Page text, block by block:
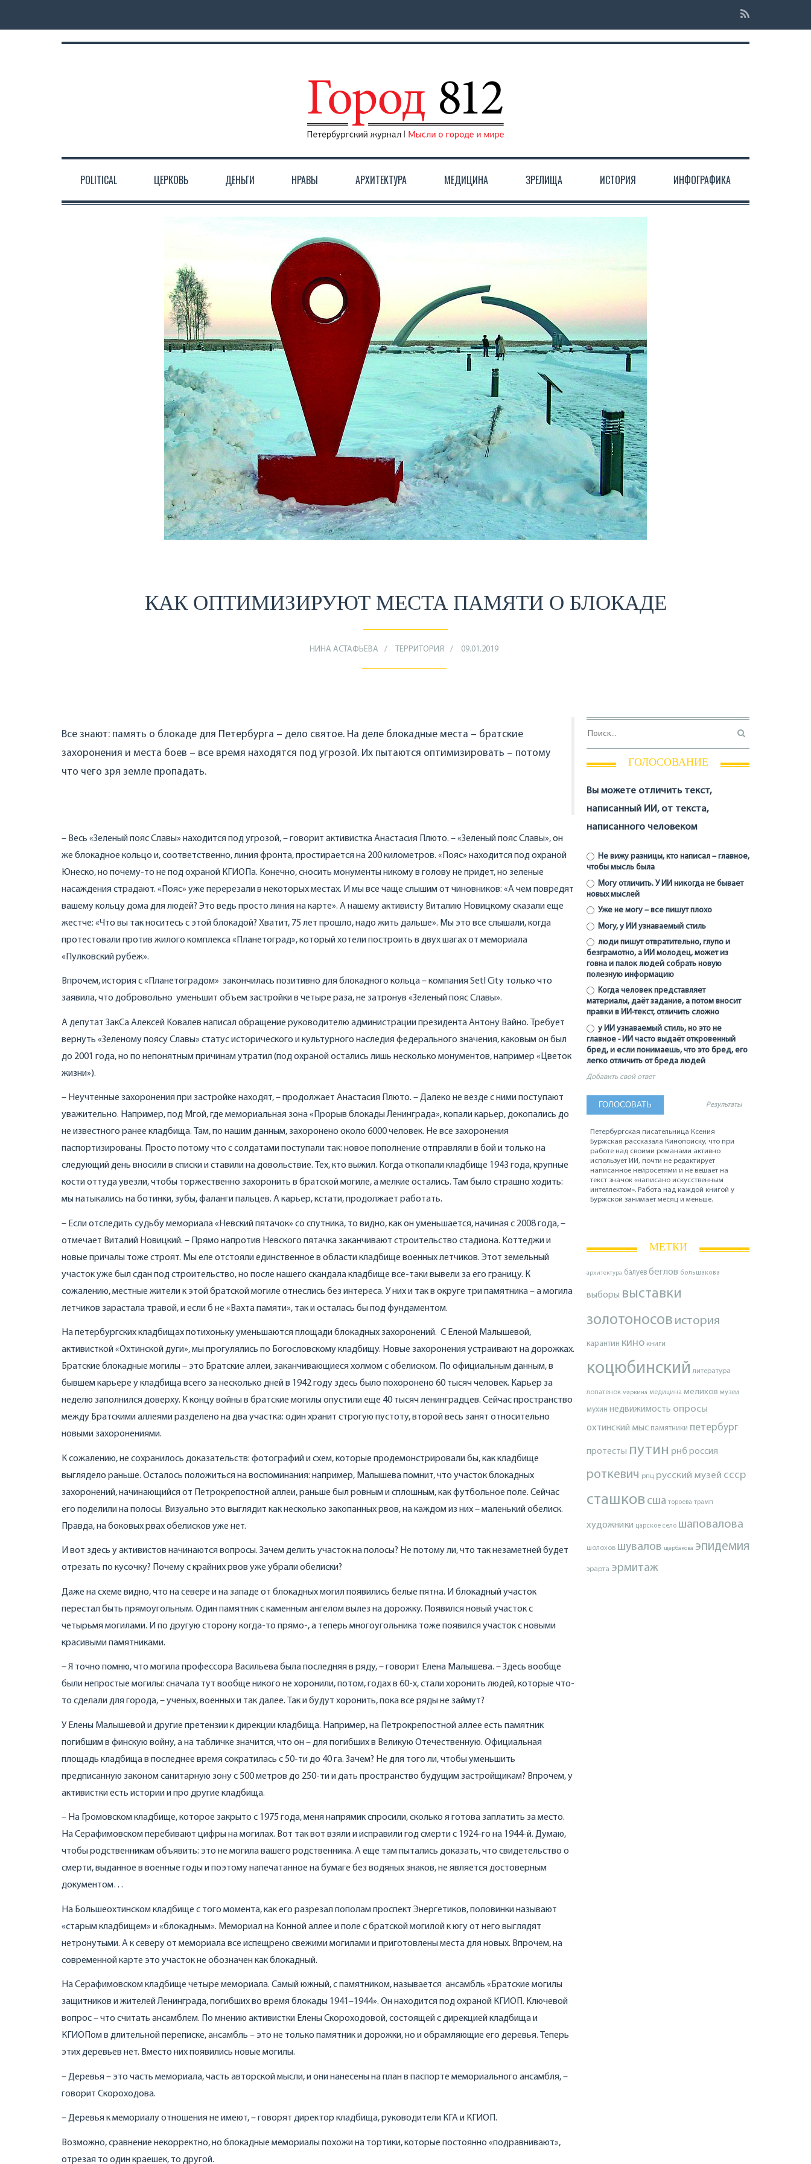
POLITICAL ЦЕРКОВЬ ДЕНЬГИ НРАВЫ АРХИТЕКТУРА МЕДИЦИНА ЗРЕЛИЩА ИСТОРИЯ ИНФОГРАФИКА
КАК ОПТИМИЗИРУЮТ МЕСТА ПАМЯТИ О БЛОКАДЕ
НИНА АСТАФЬЕВА ТЕРРИТОРИЯ 09.01.2019
Все знают: память о блокаде для Петербурга – дело святое. На деле блокадные места – братские
захоронения и места боев – все время находятся под угрозой. Их пытаются оптимизировать – потому
что чего зря земле пропадать.
– Весь «Зеленый пояс Славы» находится под угрозой, – говорит активистка Анастасия Плюто. – «Зеленый пояс Славы», он
же блокадное кольцо и, соответственно, линия фронта, простирается на 200 километров. «Пояс» находится под охраной
Юнеско, но почему-то не под охраной КГИОПа. Конечно, сносить монументы никому в голову не придет, но зеленые
насаждения страдают. «Пояс» уже перерезали в некоторых местах. И мы все чаще слышим от чиновников: «А чем повредят
вашему кольцу дома для людей? Это ведь просто линия на карте». А нашему активисту Виталию Новицкому сказали еще
жестче: «Что вы так носитесь с этой блокадой? Хватит, 75 лет прошло, надо жить дальше». Мы это все слышали, когда
протестовали против жилого комплекса «Планетоград», который хотели построить в двух шагах от мемориала
«Пулковский рубеж».
Впрочем, история с «Планетоградом» закончилась позитивно для блокадного кольца – компания Setl City только что
заявила, что добровольно уменьшит объем застройки в четыре раза, не затронув «Зеленый пояс Славы».
А депутат ЗакСа Алексей Ковалев написал обращение руководителю администрации президента Антону Вайно. Требует
вернуть «Зеленому поясу Славы» статус исторического и культурного наследия федерального значения, каковым он был
до 2001 года, но по непонятным причинам утратил (под охраной остались лишь несколько монументов, например «Цветок
жизни»).
– Неучтенные захоронения при застройке находят, – продолжает Анастасия Плюто. – Далеко не везде с ними поступают
уважительно. Например, под Мгой, где мемориальная зона «Прорыв блокады Ленинграда», копали карьер, докопались до
не известного ранее кладбища. Там, по нашим данным, захоронено около 6000 человек. Не все захоронения
паспортизированы. Просто потому что с солдатами поступали так: новое пополнение отправляли в бой и только на
следующий день вносили в списки и ставили на довольствие. Тех, кто выжил. Когда откопали кладбище 1943 года, крупные
кости оттуда увезли, чтобы торжественно захоронить в братской могиле, а мелкие остались. Там было страшно ходить:
мы натыкались на ботинки, зубы, фаланги пальцев. А карьер, кстати, продолжает работать.
– Если отследить судьбу мемориала «Невский пятачок» со спутника, то видно, как он уменьшается, начиная с 2008 года, –
отмечает Виталий Новицкий. – Прямо напротив Невского пятачка заканчивают строительство стадиона. Коттеджи и
новые причалы тоже строят. Мы еле отстояли единственное в области кладбище военных летчиков. Этот земельный
участок уже был сдан под строительство, но после нашего скандала кладбище все-таки вывели за его границу. К
сожалению, местные жители к этой братской могиле отнеслись без интереса. У них и так в округе три памятника – а могила
летчиков зарастала травой, и если б не «Вахта памяти», так и осталась бы под фундаментом.
На петербургских кладбищах потихоньку уменьшаются площади блокадных захоронений. С Еленой Малышевой,
активисткой «Охтинской дуги», мы прогулялись по Богословскому кладбищу. Новые захоронения устраивают на дорожках.
Братские блокадные могилы – это Братские аллеи, заканчивающиеся холмом с обелиском. По официальным данным, в
бывшем карьере у кладбища всего за несколько дней в 1942 году здесь было похоронено 60 тысяч человек. Карьер за
неделю заполнился доверху. К концу войны в братские могилы опустили еще 40 тысяч ленинградцев. Сейчас пространство
между Братскими аллеями разделено на два участка: один хранит строгую пустоту, второй весь занят относительно
новыми захоронениями.
К сожалению, не сохранилось доказательств: фотографий и схем, которые продемонстрировали бы, как кладбище
выглядело раньше. Осталось положиться на воспоминания: например, Малышева помнит, что участок блокадных
захоронений, начинающийся от Петрокрепостной аллеи, раньше был ровным и сплошным, как футбольное поле. Сейчас
его поделили на полосы. Визуально это выглядит как несколько закопанных рвов, на каждом из них – маленький обелиск.
Правда, на боковых рвах обелисков уже нет.
И вот здесь у активистов начинаются вопросы. Зачем делить участок на полосы? Не потому ли, что так незаметней будет
отрезать по кусочку? Почему с крайних рвов уже убрали обелиски?
Даже на схеме видно, что на севере и на западе от блокадных могил появились белые пятна. И блокадный участок
перестал быть прямоугольным. Один памятник с каменным ангелом вылез на дорожку. Появился новый участок с
четырьмя могилами. И по другую сторону когда-то прямо-, а теперь многоугольника тоже появился участок с новыми
красивыми памятниками.
– Я точно помню, что могила профессора Васильева была последняя в ряду, – говорит Елена Малышева. – Здесь вообще
были непростые могилы: сначала тут вообще никого не хоронили, потом, годах в 60-х, стали хоронить людей, которые что-
то сделали для города, – ученых, военных и так далее. Так и будут хоронить, пока все ряды не займут?
У Елены Малышевой и другие претензии к дирекции кладбища. Например, на Петрокрепостной аллее есть памятник
погибшим в финскую войну, а на табличке значится, что он – для погибших в Великую Отечественную. Официальная
площадь кладбища в последнее время сократилась с 50-ти до 40 га. Зачем? Не для того ли, чтобы уменьшить
предписанную законом санитарную зону с 500 метров до 250-ти и дать пространство будущим застройщикам? Впрочем, у
активистки есть истории и про другие кладбища.
– На Громовском кладбище, которое закрыто с 1975 года, меня напрямик спросили, сколько я готова заплатить за место.
На Серафимовском перебивают цифры на могилах. Вот так вот взяли и исправили год смерти с 1924-го на 1944-й. Думаю,
чтобы родственникам объявить: это не могила вашего родственника. А еще там пытались доказать, что свидетельство о
смерти, выданное в военные годы и поэтому напечатанное на бумаге без водяных знаков, не является достоверным
документом…
На Большеохтинском кладбище с того момента, как его разрезал пополам проспект Энергетиков, половинки называют
«старым кладбищем» и «блокадным». Мемориал на Конной аллее и поле с братской могилой к югу от него выглядят
нетронутыми. А к северу от мемориала все испещрено свежими могилами и приготовлены места для новых. Впрочем, на
современной карте это участок не обозначен как блокадный.
На Серафимовском кладбище четыре мемориала. Самый южный, с памятником, называется ансамбль «Братские могилы
защитников и жителей Ленинграда, погибших во время блокады 1941–1944». Он находится под охраной КГИОП. Ключевой
вопрос – что считать ансамблем. По мнению активистки Елены Скороходовой, состоящей с дирекцией кладбища и
КГИОПом в длительной переписке, ансамбль – это не только памятник и дорожки, но и обрамляющие его деревья. Теперь
этих деревьев нет. Вместо них появились новые могилы.
– Деревья – это часть мемориала, часть авторской мысли, и они нанесены на план в паспорте мемориального ансамбля, –
говорит Скороходова.
– Деревья к мемориалу отношения не имеют, – говорят директор кладбища, руководители КГА и КГИОП.
Возможно, сравнение некорректно, но блокадные мемориалы похожи на тортики, которые постоянно «подравнивают»,
отрезая то один краешек, то другой.
ГОЛОСОВАНИЕ
Вы можете отличить текст,
написанный ИИ, от текста,
написанного человеком
Не вижу разницы, кто написал – главное,
чтобы мысль была
Могу отличить. У ИИ никогда не бывает
новых мыслей
Уже не могу – все пишут плохо
Могу, у ИИ узнаваемый стиль
люди пишут отвратительно, глупо и
безграмотно, а ИИ молодец, может из
говна и палок людей собрать новую
полезную информацию
Когда человек представляет
материалы, даёт задание, а потом вносит
правки в ИИ-текст, отличить сложно
у ИИ узнаваемый стиль, но это не
главное - ИИ часто выдаёт откровенный
бред, и если понимаешь, что это бред, его
легко отличить от бреда людей
Добавить свой ответ
Результаты
Петербургская писательница Ксения
Буржская рассказала Кинопоиску, что при
работе над своими романами активно
использует ИИ, почти не редактирует
написанное нейросетями и не вешает на
текст значок «написано искусственным
интеллектом». Работа над каждой книгой у
Буржской занимает месяц и меньше.
МЕТКИ
архитектура балуев беглов большакова
выборы выставки
золотоносов история
карантин кино книги
коцюбинский литература
лопатенок маркина медицина мелихов музеи
мухин недвижимость опросы
охтинский мыс памятники петербург
протесты путин рнброссия
роткевич рпц русский музей ссср
сташков сша тороева трамп
художники царское село шаповалова
шолохов шувалов щербакова эпидемия
эрарта эрмитаж